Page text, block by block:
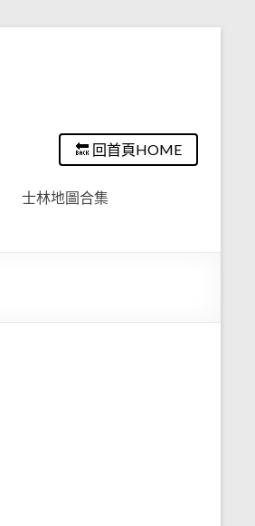
🔙 回首頁HOME
士林地圖合集